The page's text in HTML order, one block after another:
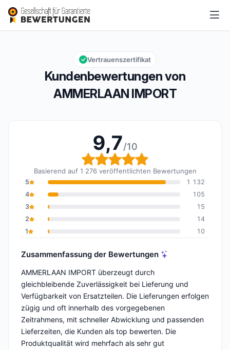
AMMERLAAN IMPORT
Gesamtbewertung: 9,7 von 10
9,7/10
Kundenbewertungen von
AMMERLAAN IMPORT
Vertrauenszertifikat
9,7/10
Gesamtbewertung: 9,7
Basierend auf 1 276 veröffentlichten Bewertungen
5
1 132
4
105
3
15
2
14
1
10
Zusammenfassung der Bewertungen
AMMERLAAN IMPORT überzeugt durch
gleichbleibende Zuverlässigkeit bei Lieferung und
Verfügbarkeit von Ersatzteilen. Die Lieferungen erfolgen
zügig und oft innerhalb des vorgegebenen
Zeitrahmens, mit schneller Abwicklung und passenden
Lieferzeiten, die Kunden als top bewerten. Die
Produktqualität wird mehrfach als sehr gut